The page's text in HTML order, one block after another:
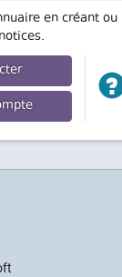
en créant ou